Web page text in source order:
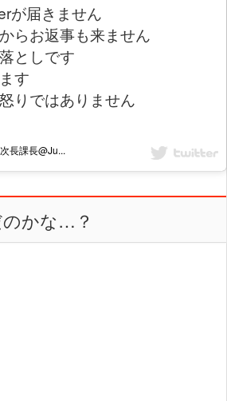
が届きません
らお返事も来ません
としです
す
りではありません
長課長@Ju...
かな…？